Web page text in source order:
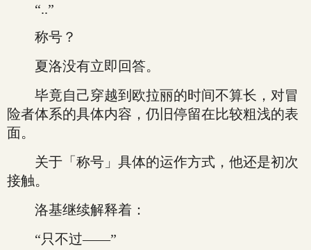
“..”
称号？
夏洛没有立即回答。
毕竟自己穿越到欧拉丽的时间不算长，对冒
险者体系的具体内容，仍旧停留在比较粗浅的表
面。
关于「称号」具体的运作方式，他还是初次
接触。
洛基继续解释着：
“只不过——”